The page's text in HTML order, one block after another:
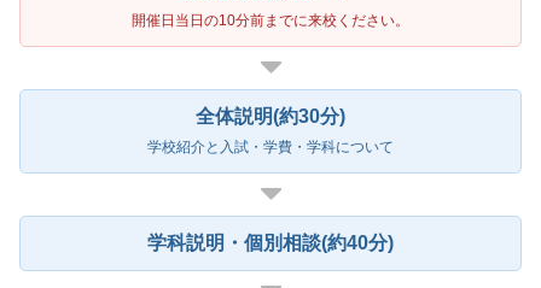
開催日当日の10分前までに来校ください。
全体説明(約30分)
学校紹介と入試・学費・学科について
学科説明・個別相談(約40分)